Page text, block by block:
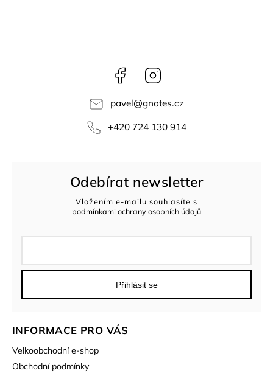
Facebook
pavel@gnotes.cz
+420 724 130 914
INFORMACE PRO VÁS
Velkoobchodní e-shop
Obchodní podmínky
Odebírat newsletter
Vložením e-mailu souhlasíte s
podmínkami ochrany osobních údajů
Přihlásit se